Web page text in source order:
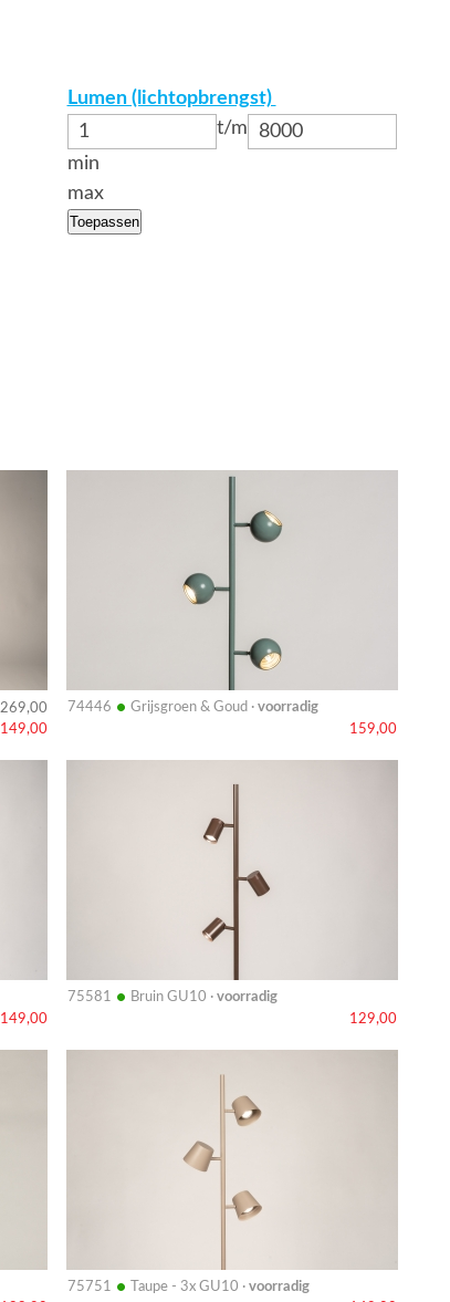
Lumen (lichtopbrengst)
t/m
min
max
Toepassen
269,00
149,00
74446 • Grijsgroen & Goud · voorradig
159,00
Bekijk
149,00
75581 • Bruin GU10 · voorradig
129,00
Bekijk
75751 • Taupe - 3x GU10 · voorradig
Bekijk